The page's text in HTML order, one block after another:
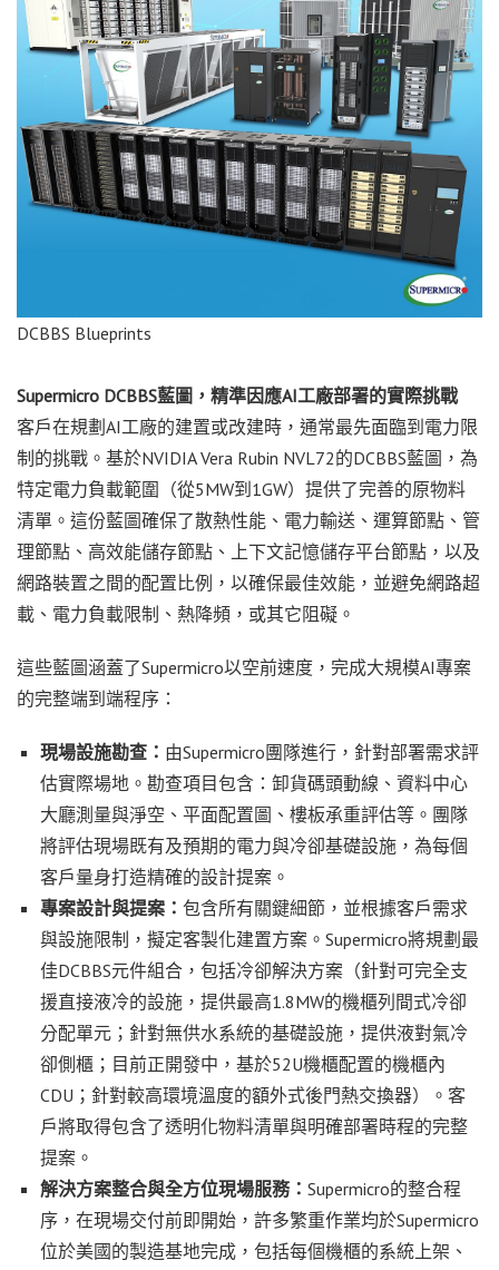
DCBBS Blueprints
Supermicro DCBBS藍圖，精準因應AI工廠部署的實際挑戰
客戶在規劃AI工廠的建置或改建時，通常最先面臨到電力限
制的挑戰。基於NVIDIA Vera Rubin NVL72的DCBBS藍圖，為
特定電力負載範圍（從5MW到1GW）提供了完善的原物料
清單。這份藍圖確保了散熱性能、電力輸送、運算節點、管
理節點、高效能儲存節點、上下文記憶儲存平台節點，以及
網路裝置之間的配置比例，以確保最佳效能，並避免網路超
載、電力負載限制、熱降頻，或其它阻礙。
這些藍圖涵蓋了Supermicro以空前速度，完成大規模AI專案
的完整端到端程序：
現場設施勘查： 由Supermicro團隊進行，針對部署需求評
估實際場地。勘查項目包含：卸貨碼頭動線、資料中心
大廳測量與淨空、平面配置圖、樓板承重評估等。團隊
將評估現場既有及預期的電力與冷卻基礎設施，為每個
客戶量身打造精確的設計提案。
專案設計與提案： 包含所有關鍵細節，並根據客戶需求
與設施限制，擬定客製化建置方案。Supermicro將規劃最
佳DCBBS元件組合，包括冷卻解決方案（針對可完全支
援直接液冷的設施，提供最高1.8MW的機櫃列間式冷卻
分配單元；針對無供水系統的基礎設施，提供液對氣冷
卻側櫃；目前正開發中，基於52U機櫃配置的機櫃內
CDU；針對較高環境溫度的額外式後門熱交換器）。客
戶將取得包含了透明化物料清單與明確部署時程的完整
提案。
解決方案整合與全方位現場服務： Supermicro的整合程
序，在現場交付前即開始，許多繁重作業均於Supermicro
位於美國的製造基地完成，包括每個機櫃的系統上架、